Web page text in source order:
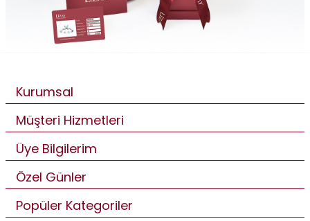
Kurumsal
Müşteri Hizmetleri
Üye Bilgilerim
Özel Günler
Popüler Kategoriler